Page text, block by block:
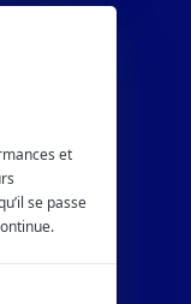
et
se passe